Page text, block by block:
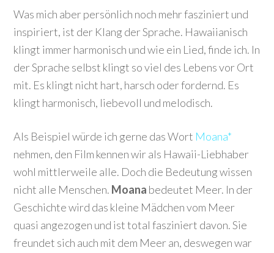
Was mich aber persönlich noch mehr fasziniert und
inspiriert, ist der Klang der Sprache. Hawaiianisch
klingt immer harmonisch und wie ein Lied, finde ich. In
der Sprache selbst klingt so viel des Lebens vor Ort
mit. Es klingt nicht hart, harsch oder fordernd. Es
klingt harmonisch, liebevoll und melodisch.
Als Beispiel würde ich gerne das Wort Moana*
nehmen, den Film kennen wir als Hawaii-Liebhaber
wohl mittlerweile alle. Doch die Bedeutung wissen
nicht alle Menschen. Moana bedeutet Meer. In der
Geschichte wird das kleine Mädchen vom Meer
quasi angezogen und ist total fasziniert davon. Sie
freundet sich auch mit dem Meer an, deswegen war